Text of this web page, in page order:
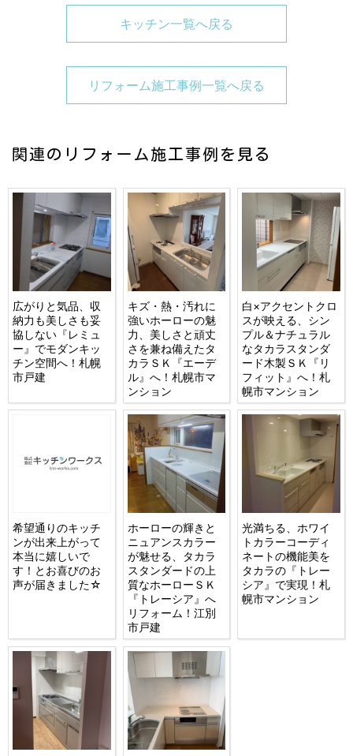
キッチン一覧へ戻る
リフォーム施工事例一覧へ戻る
関連のリフォーム施工事例を見る
広がりと気品、収
納力も美しさも妥
協しない『レミュ
ー』でモダンキッ
チン空間へ！札幌
市戸建
キズ・熱・汚れに
強いホーローの魅
力、美しさと頑丈
さを兼ね備えたタ
カラＳＫ『エーデ
ル』へ！札幌市マ
ンション
白×アクセントクロ
スが映える、シン
プル＆ナチュラル
なタカラスタンダ
ード木製ＳＫ『リ
フィット』へ！札
幌市マンション
希望通りのキッチ
ンが出来上がって
本当に嬉しいで
す！とお喜びのお
声が届きました☆
ホーローの輝きと
ニュアンスカラー
が魅せる、タカラ
スタンダードの上
質なホーローＳＫ
『トレーシア』へ
リフォーム！江別
市戸建
光満ちる、ホワイ
トカラーコーディ
ネートの機能美を
タカラの『トレー
シア』で実現！札
幌市マンション